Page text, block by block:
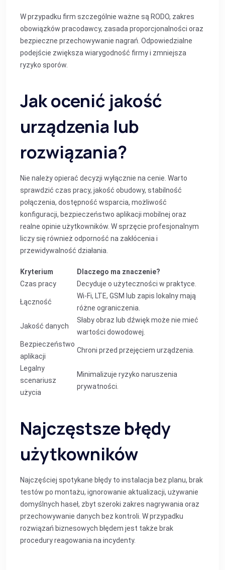
W przypadku firm szczególnie ważne są RODO, zakres
obowiązków pracodawcy, zasada proporcjonalności oraz
bezpieczne przechowywanie nagrań. Odpowiedzialne
podejście zwiększa wiarygodność firmy i zmniejsza
ryzyko sporów.
Jak ocenić jakość
urządzenia lub
rozwiązania?
Nie należy opierać decyzji wyłącznie na cenie. Warto
sprawdzić czas pracy, jakość obudowy, stabilność
połączenia, dostępność wsparcia, możliwość
konfiguracji, bezpieczeństwo aplikacji mobilnej oraz
realne opinie użytkowników. W sprzęcie profesjonalnym
liczy się również odporność na zakłócenia i
przewidywalność działania.
Kryterium
Dlaczego ma znaczenie?
Czas pracy
Decyduje o użyteczności w praktyce.
Łączność
Wi‑Fi, LTE, GSM lub zapis lokalny mają
różne ograniczenia.
Jakość danych
Słaby obraz lub dźwięk może nie mieć
wartości dowodowej.
Bezpieczeństwo
aplikacji
Chroni przed przejęciem urządzenia.
Legalny
scenariusz
użycia
Minimalizuje ryzyko naruszenia
prywatności.
Najczęstsze błędy
użytkowników
Najczęściej spotykane błędy to instalacja bez planu, brak
testów po montażu, ignorowanie aktualizacji, używanie
domyślnych haseł, zbyt szeroki zakres nagrywania oraz
przechowywanie danych bez kontroli. W przypadku
rozwiązań biznesowych błędem jest także brak
procedury reagowania na incydenty.